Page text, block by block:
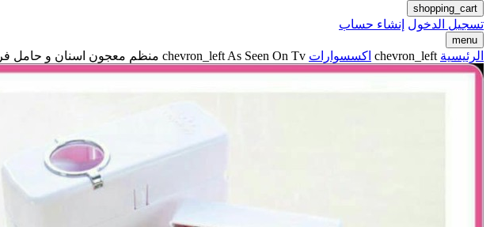
shopping_cart
تسجيل الدخول إنشاء حساب
menu
الرئيسية chevron_left اكسسوارات chevron_left As Seen On Tv منظم معجون اسنان و حامل فرش الاسنان والمعجون